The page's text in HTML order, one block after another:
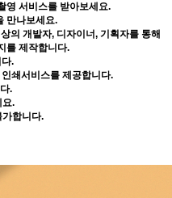
영 서비스를 받아보세요.
만나보세요.
의 개발자, 디자이너, 기획자를 통해
를 제작합니다.
.
쇄서비스를 제공합니다.
.
요.
가합니다.